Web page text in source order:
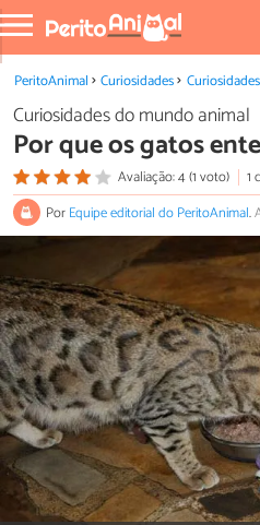
PeritoAnimal Curiosidades
Curiosidades do mundo animal
Por que os gatos
Avaliação: 4 (1 voto)
1
PorEquipe editorial do PeritoAnimal.